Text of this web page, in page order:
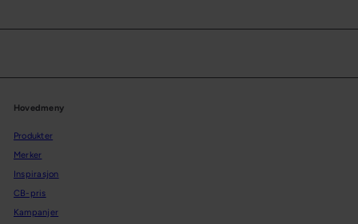
Hovedmeny
Produkter
Merker
Inspirasjon
CB-pris
Kampanjer